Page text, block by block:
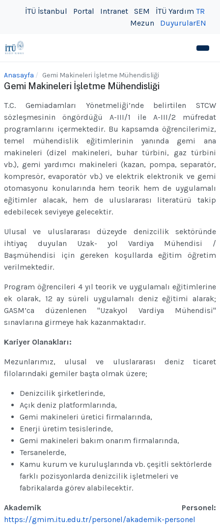
İTÜ İstanbul Portal Intranet SEM
İTÜ Yardım
Mezun
Duyurular
TR
EN
Anasayfa Gemi Makineleri İşletme Mühendisliği
Gemi Makineleri İşletme Mühendisliği
T.C. Gemiadamları Yönetmeliği’nde belirtilen STCW
sözleşmesinin öngördüğü A-III/1 ile A-III/2 müfredat
programlarını içermektedir. Bu kapsamda öğrencilerimiz,
temel mühendislik eğitimlerinin yanında gemi ana
makineleri (dizel makineleri, buhar türbini, gaz türbini
vb.), gemi yardımcı makineleri (kazan, pompa, separatör,
kompresör, evaporatör vb.) ve elektrik elektronik ve gemi
otomasyonu konularında hem teorik hem de uygulamalı
eğitimler alacak, hem de uluslararası literatürü takip
edebilecek seviyeye gelecektir.
Ulusal ve uluslararası düzeyde denizcilik sektöründe
ihtiyaç duyulan Uzak- yol Vardiya Mühendisi /
Başmühendisi için gereken koşullarda eğitim öğretim
verilmektedir.
Program öğrencileri 4 yıl teorik ve uygulamalı eğitimlerine
ek olarak, 12 ay süreli uygulamalı deniz eğitimi alarak;
GASM’ca düzenlenen "Uzakyol Vardiya Mühendisi"
sınavlarına girmeye hak kazanmaktadır.
Kariyer Olanakları:
Mezunlarımız, ulusal ve uluslararası deniz ticaret
filolarındaki gemiler başta olmak üzere;
Denizcilik şirketlerinde,
Açık deniz platformlarında,
Gemi makineleri üretici firmalarında,
Enerji üretim tesislerinde,
Gemi makineleri bakım onarım firmalarında,
Tersanelerde,
Kamu kurum ve kuruluşlarında vb. çeşitli sektörlerde
farklı pozisyonlarda denizcilik işletmeleri ve
fabrikalarda görev alabilecektir.
Akademik Personel:
https://gmim.itu.edu.tr/personel/akademik-personel